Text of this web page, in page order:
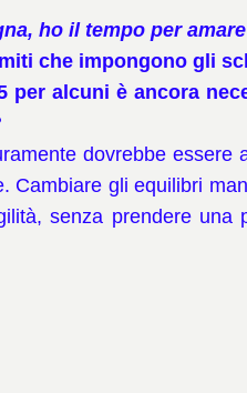
ho il tempo per
che impongono gli
per alcuni è ancora
dovrebbe
Cambiare gli equilibri
senza prendere